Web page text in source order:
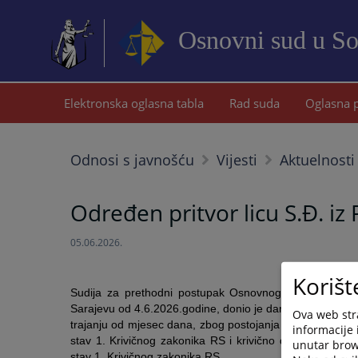
Osnovni sud u
Elektronska oglasna tabla Rad suda Oglasna
Odnosi s javnošću Vijesti Aktuelnosti
Određen pritvor licu S.Đ. iz
05.06.2026.
Sudija za prethodni postupak Osnovnog suda u
Sarajevu od 4.6.2026.godine, donio je dana
trajanju od mjesec dana, zbog postojanja osnovane
stav 1. Krivičnog zakonika RS i krivično djelo
Ova web
informacije
unutar